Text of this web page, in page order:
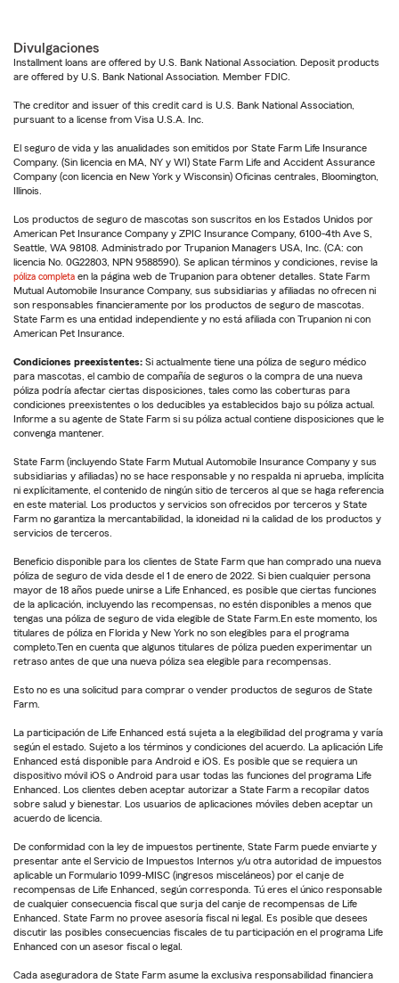
Divulgaciones
Installment loans are offered by U.S. Bank National Association. Deposit products
are offered by U.S. Bank National Association. Member FDIC.
The creditor and issuer of this credit card is U.S. Bank National Association,
pursuant to a license from Visa U.S.A. Inc.
El seguro de vida y las anualidades son emitidos por State Farm Life Insurance
Company. (Sin licencia en MA, NY y WI) State Farm Life and Accident Assurance
Company (con licencia en New York y Wisconsin) Oficinas centrales, Bloomington,
Illinois.
Los productos de seguro de mascotas son suscritos en los Estados Unidos por
American Pet Insurance Company y ZPIC Insurance Company, 6100-4th Ave S,
Seattle, WA 98108. Administrado por Trupanion Managers USA, Inc. (CA: con
licencia No. 0G22803, NPN 9588590). Se aplican términos y condiciones, revise la
póliza completa en la página web de Trupanion para obtener detalles. State Farm
Mutual Automobile Insurance Company, sus subsidiarias y afiliadas no ofrecen ni
son responsables financieramente por los productos de seguro de mascotas.
State Farm es una entidad independiente y no está afiliada con Trupanion ni con
American Pet Insurance.
Condiciones preexistentes: Si actualmente tiene una póliza de seguro médico
para mascotas, el cambio de compañía de seguros o la compra de una nueva
póliza podría afectar ciertas disposiciones, tales como las coberturas para
condiciones preexistentes o los deducibles ya establecidos bajo su póliza actual.
Informe a su agente de State Farm si su póliza actual contiene disposiciones que le
convenga mantener.
State Farm (incluyendo State Farm Mutual Automobile Insurance Company y sus
subsidiarias y afiliadas) no se hace responsable y no respalda ni aprueba, implícita
ni explícitamente, el contenido de ningún sitio de terceros al que se haga referencia
en este material. Los productos y servicios son ofrecidos por terceros y State
Farm no garantiza la mercantabilidad, la idoneidad ni la calidad de los productos y
servicios de terceros.
Beneficio disponible para los clientes de State Farm que han comprado una nueva
póliza de seguro de vida desde el 1 de enero de 2022. Si bien cualquier persona
mayor de 18 años puede unirse a Life Enhanced, es posible que ciertas funciones
de la aplicación, incluyendo las recompensas, no estén disponibles a menos que
tengas una póliza de seguro de vida elegible de State Farm.En este momento, los
titulares de póliza en Florida y New York no son elegibles para el programa
completo.Ten en cuenta que algunos titulares de póliza pueden experimentar un
retraso antes de que una nueva póliza sea elegible para recompensas.
Esto no es una solicitud para comprar o vender productos de seguros de State
Farm.
La participación de Life Enhanced está sujeta a la elegibilidad del programa y varía
según el estado. Sujeto a los términos y condiciones del acuerdo. La aplicación Life
Enhanced está disponible para Android e iOS. Es posible que se requiera un
dispositivo móvil iOS o Android para usar todas las funciones del programa Life
Enhanced. Los clientes deben aceptar autorizar a State Farm a recopilar datos
sobre salud y bienestar. Los usuarios de aplicaciones móviles deben aceptar un
acuerdo de licencia.
De conformidad con la ley de impuestos pertinente, State Farm puede enviarte y
presentar ante el Servicio de Impuestos Internos y/u otra autoridad de impuestos
aplicable un Formulario 1099-MISC (ingresos misceláneos) por el canje de
recompensas de Life Enhanced, según corresponda. Tú eres el único responsable
de cualquier consecuencia fiscal que surja del canje de recompensas de Life
Enhanced. State Farm no provee asesoría fiscal ni legal. Es posible que desees
discutir las posibles consecuencias fiscales de tu participación en el programa Life
Enhanced con un asesor fiscal o legal.
Cada aseguradora de State Farm asume la exclusiva responsabilidad financiera